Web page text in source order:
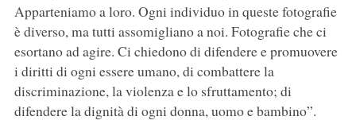
Apparteniamo a loro. Ogni individuo in queste fotografie
è diverso, ma tutti assomigliano a noi. Fotografie che ci
esortano ad agire. Ci chiedono di difendere e promuovere
i diritti di ogni essere umano, di combattere la
discriminazione, la violenza e lo sfruttamento; di
difendere la dignità di ogni donna, uomo e bambino”.